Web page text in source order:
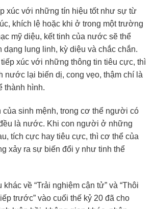
xúc với những tín hiệu tốt như sự từ
khích lệ hoặc khi ở trong một trường
mỹ diệu, kết tinh của nước sẽ thể
dạng lung linh, kỳ diệu và chắc chắn.
xúc với những thông tin tiêu cực, thì
nước lại biến dị, cong vẹo, thậm chí là
thành hình.
sinh mệnh, trong cơ thể người có
là nước. Khi con người ở những
tích cực hay tiêu cực, thì cơ thể của
xảy ra sự biến đổi y như tinh thể
về “Trải nghiệm cận tử” và “Thôi
trước” vào cuối thế kỷ 20 đã cho